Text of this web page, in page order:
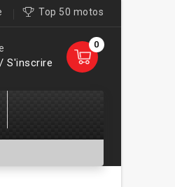
Top 50 motos
0
S'inscrire